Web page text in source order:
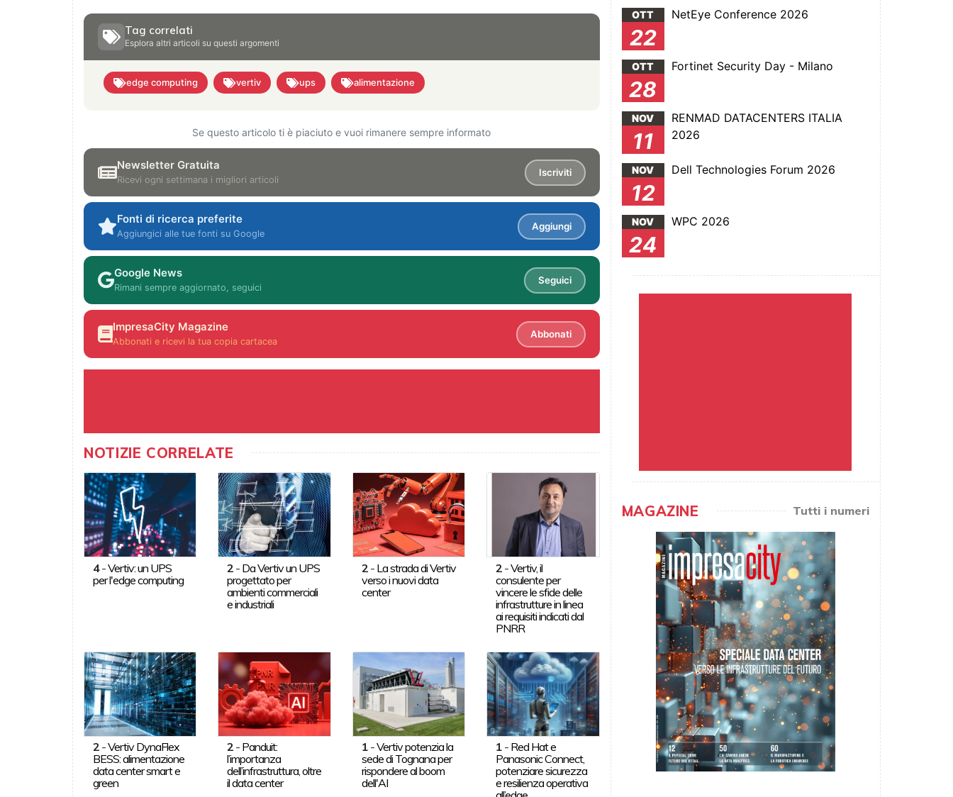
Tag correlati
Esplora altri articoli su questi argomenti
edge computing vertiv ups alimentazione
Se questo articolo ti è piaciuto e vuoi rimanere sempre informato
Newsletter Gratuita
Ricevi ogni settimana i migliori articoli
Iscriviti
Fonti di ricerca preferite
Aggiungici alle tue fonti su Google
Aggiungi
Google News
Rimani sempre aggiornato, seguici
Seguici
ImpresaCity Magazine
Abbonati e ricevi la tua copia cartacea
Abbonati
NOTIZIE CORRELATE
4-Vertiv: un UPS
per l'edge computing
2 - Da Vertiv un UPS
progettato per
ambienti commerciali
e industriali
2- La strada di Vertiv
verso i nuovi data
center
2 -Vertiv, il
consulente per
vincere le sfide delle
infrastrutture in linea
ai requisiti indicati dal
PNRR
2-Vertiv DynaFlex
BESS: alimentazione
data center smart e
green
2 - Panduit:
l’importanza
dell’infrastruttura, oltre
il data center
1-Vertiv potenzia la
sede di Tognana per
rispondere al boom
dell'AI
1 - Red Hat e
Panasonic Connect,
potenziare sicurezza
e resilienza operativa
OTT
22
NetEye Conference 2026
OTT
28
Fortinet Security Day - Milano
NOV
11
RENMAD DATACENTERS ITALIA
2026
NOV
12
Dell Technologies Forum 2026
NOV
24
WPC 2026
MAGAZINE Tutti i numeri